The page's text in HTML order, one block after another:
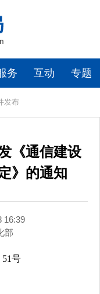
务 互动 专题
发布
《通信建设
》的通知
16:39
部
51号